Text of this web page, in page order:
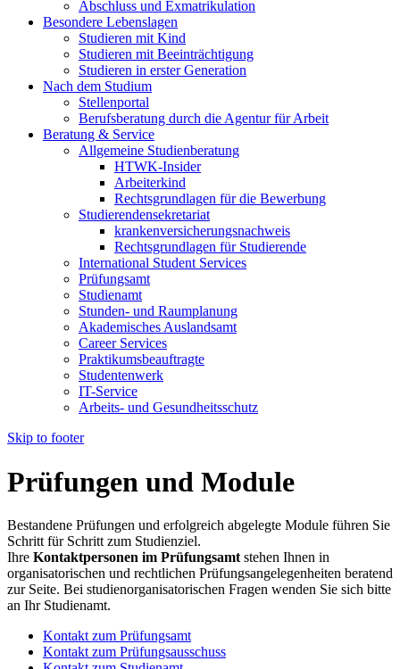
Abschluss und Exmatrikulation
Besondere Lebenslagen
Studieren mit Kind
Studieren mit Beeinträchtigung
Studieren in erster Generation
Nach dem Studium
Stellenportal
Berufsberatung durch die Agentur für Arbeit
Beratung & Service
Allgemeine Studienberatung
HTWK-Insider
Arbeiterkind
Rechtsgrundlagen für die Bewerbung
Studierendensekretariat
krankenversicherungsnachweis
Rechtsgrundlagen für Studierende
International Student Services
Prüfungsamt
Studienamt
Stunden- und Raumplanung
Akademisches Auslandsamt
Career Services
Praktikumsbeauftragte
Studentenwerk
IT-Service
Arbeits- und Gesundheitsschutz
Skip to footer
Prüfungen und Module
Bestandene Prüfungen und erfolgreich abgelegte Module führen Sie
Schritt für Schritt zum Studienziel.
Ihre Kontaktpersonen im Prüfungsamt stehen Ihnen in
organisatorischen und rechtlichen Prüfungsangelegenheiten beratend
zur Seite. Bei studienorganisatorischen Fragen wenden Sie sich bitte
an Ihr Studienamt.
Kontakt zum Prüfungsamt
Kontakt zum Prüfungsausschuss